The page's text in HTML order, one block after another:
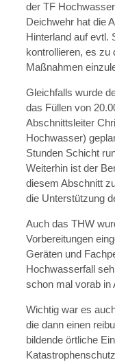
der TF
Deichwehr hat die
Hinterland auf evtl.
kontrollieren, es zu
Maßnahmen
Gleichfalls wurde
das Füllen von
Abschnittsleiter
Hochwasser)
Stunden Schicht
Weiterhin ist der
diesem Abschnitt
die Unterstützung
Auch das THW
Vorbereitungen
Geräten und
Hochwasserfall
schon mal vorab in
Wichtig war es
die dann einen
bildende örtliche